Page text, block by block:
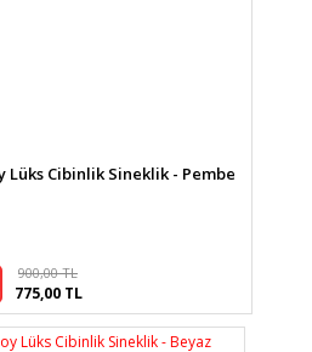
Cibinlik Sineklik - Pembe
900,00 TL
775,00 TL